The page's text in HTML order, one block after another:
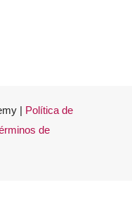
| Política de
de